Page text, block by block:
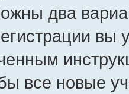
два
вы
все новые